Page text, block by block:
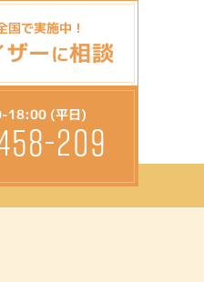
国で実施中！
ーに相談
18:00 (平日)
209